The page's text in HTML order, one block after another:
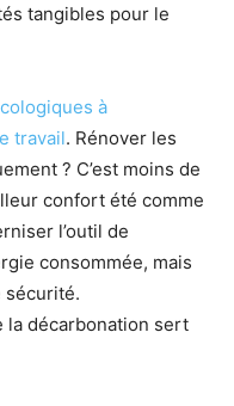
tangibles pour le
à
travail. Rénover les
? C’est moins de
confort été comme
l’outil de
consommée, mais
sécurité.
la décarbonation sert